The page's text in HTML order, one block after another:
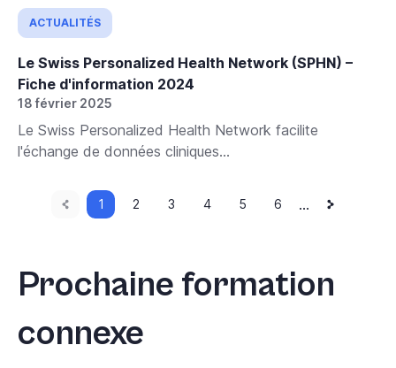
ACTUALITÉS
Le Swiss Personalized Health Network (SPHN) –
Fiche d'information 2024
18 février 2025
Le Swiss Personalized Health Network facilite
l'échange de données cliniques...
Pagination
précédente
Current
page
1 Page
2 Page
3 Page
4 Page
5 Page
6 …
page
Prochaine formation
connexe